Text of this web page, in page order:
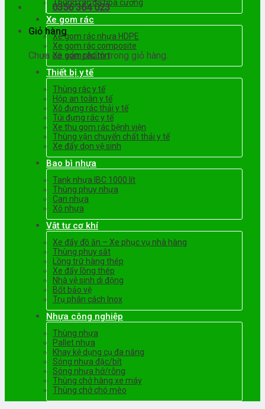
0356 364 023
Giỏ hàng
Chưa có sản phẩm trong giỏ hàng.
Thùng rác đá hoa cương
Xe gom rác
Xe gom rác nhựa HDPE
Xe gom rác composite
Xe gom rác tôn
Thiết bị y tế
Thùng rác y tế
Hộp an toàn y tế
Xô đựng rác thải y tế
Túi đựng rác y tế
Xe thu gom rác bệnh viện
Thùng vận chuyển chất thải y tế
Xe đẩy dọn vệ sinh
Bao bì nhựa
Tank nhựa IBC 1000 lít
Thùng phuy nhựa
Can nhựa
Xô nhựa
Vật tư cơ khí
Xe đẩy đồ ăn – Xe phục vụ nhà hàng
Thùng phuy sắt
Lồng trữ hàng thép
Xe đẩy lồng thép
Nhà vệ sinh di động
Bốt bảo vệ
Trụ phân cách Inox
Nhựa công nghiệp
Thùng nhựa
Pallet nhựa
Khay kệ dụng cụ đa năng
Sóng nhựa đặc/bít
Sóng nhựa hở/rỗng
Thùng chở hàng xe máy
Thùng chở chó mèo